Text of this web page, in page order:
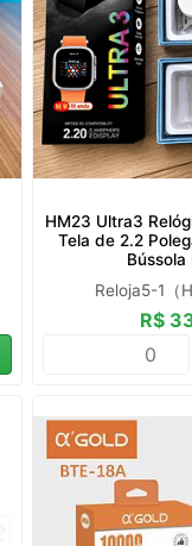
HM23 Ultra3
Tela de 2.2
Reloja5-1（
R$